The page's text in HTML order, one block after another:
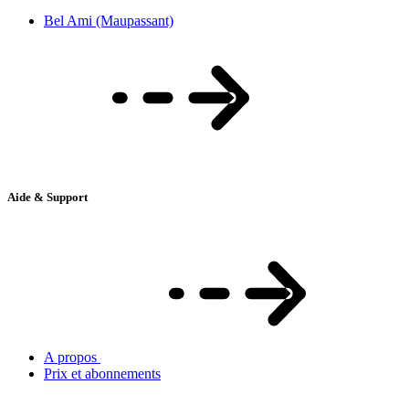
Bel Ami (Maupassant)
Aide & Support
A propos
Prix et abonnements